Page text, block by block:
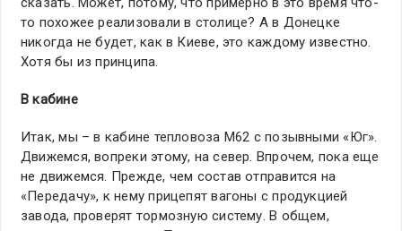
то похожее реализовали в столице? А в Донецке
никогда не будет, как в Киеве, это каждому известно.
Хотя бы из принципа.
В кабине
Итак, мы – в кабине тепловоза М62 с позывными «Юг».
Движемся, вопреки этому, на север. Впрочем, пока еще
не движемся. Прежде, чем состав отправится на
«Передачу», к нему прицепят вагоны с продукцией
завода, проверят тормозную систему. В общем,